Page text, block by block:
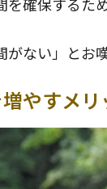
がない」とお
やすメリ